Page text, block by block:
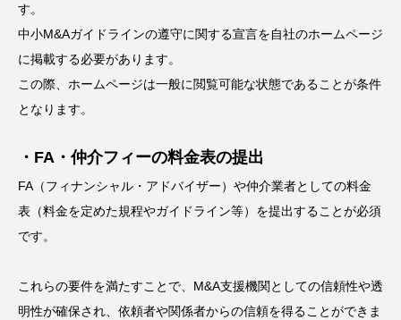
す。
中小M&Aガイドラインの遵守に関する宣言を自社のホームページ
に掲載する必要があります。
この際、ホームページは一般に閲覧可能な状態であることが条件
となります。
・FA・仲介フィーの料金表の提出
FA（フィナンシャル・アドバイザー）や仲介業者としての料金
表（料金を定めた規程やガイドライン等）を提出することが必須
です。
これらの要件を満たすことで、M&A支援機関としての信頼性や透
明性が確保され、依頼者や関係者からの信頼を得ることができま